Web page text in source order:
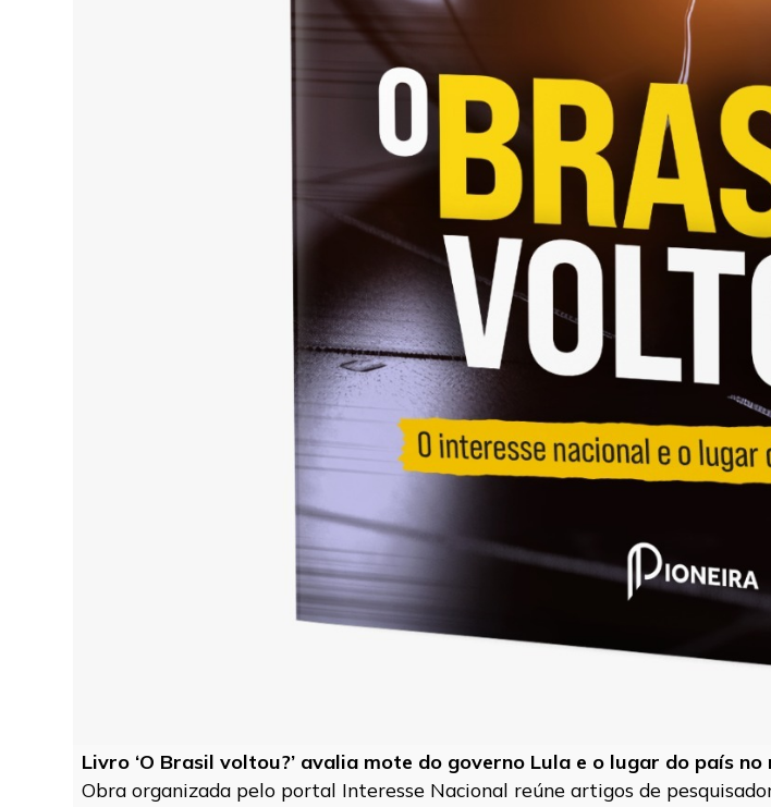
Livro ‘O Brasil voltou?’ avalia mote do governo Lula e o lugar do país no
Obra organizada pelo portal Interesse Nacional reúne artigos de